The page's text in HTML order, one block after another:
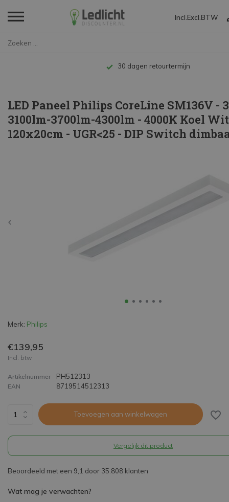
Incl. Excl. BTW
Tot 10 jaar garantie
LED Paneel Philips CoreLine SM136V -
3100lm-3700lm-4300lm - 4000K Koel
120x20cm - UGR<25 - DIP Switch
Merk: Philips
€139,95
Incl. btw
Artikelnummer PH512313
EAN 8719514512313
Toevoegen aan winkelwagen
Vergelijk dit product
Beoordeeld met een 9,1 door 35.808 klanten
Wat mag je verwachten?